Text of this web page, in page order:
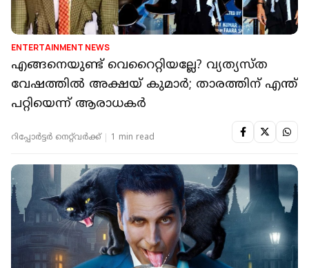
ENTERTAINMENT NEWS
എങ്ങനെയുണ്ട് വെറൈറ്റിയല്ലേ? വ്യത്യസ്ത
വേഷത്തില്‍ അക്ഷയ് കുമാര്‍; താരത്തിന് എന്ത്
പറ്റിയെന്ന് ആരാധകര്‍
റിപ്പോർട്ടർ നെറ്റ്‌വര്‍ക്ക്‌ 1 min read